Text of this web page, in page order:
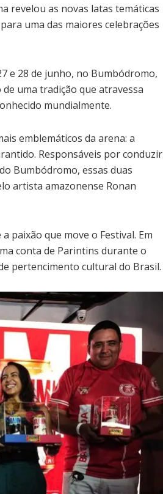
revelou as novas latas temáticas
uma das maiores celebrações
e 28 de junho, no Bumbódromo,
uma tradição que atravessa
mundialmente.
emblemáticos da arena: a
Responsáveis por conduzir
Bumbódromo, essas duas
artista amazonense Ronan
paixão que move o Festival. Em
conta de Parintins durante o
pertencimento cultural do Brasil.